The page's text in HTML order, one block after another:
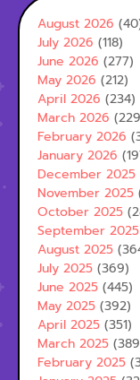
August 2026
July 2026 (118)
June 2026 (277)
May 2026 (212)
April 2026 (234)
March 2026
February 2026
January 2026
December 2025
November 2025
October 2025
September 2025
August 2025
July 2025 (369)
June 2025 (445)
May 2025 (392)
April 2025 (351)
March 2025
February 2025